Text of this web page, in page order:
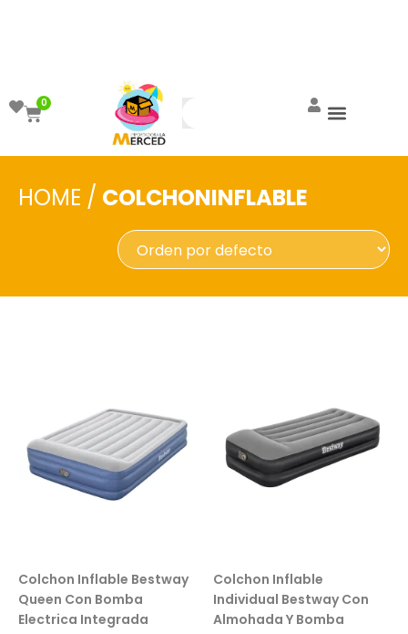
0
HOME / COLCHONINFLABLE
Colchon Inflable Bestway
Queen Con Bomba
Electrica Integrada
Colchon Inflable
Individual Bestway Con
Almohada Y Bomba